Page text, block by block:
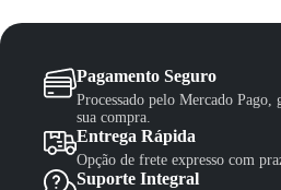
Pagamento Seguro
Processado pelo Mercado Pago,
sua compra.
Entrega Rápida
Opção de frete expresso com
Suporte Integral